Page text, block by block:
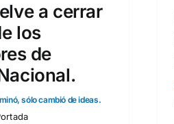
a cerrar
los
de
sólo cambió de ideas.